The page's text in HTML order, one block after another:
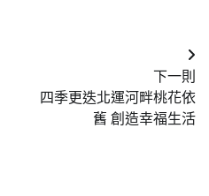
下一則
四季更迭北運河畔桃花依
舊 創造幸福生活